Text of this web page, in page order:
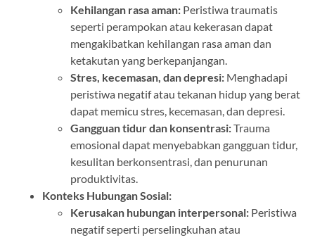
Kehilangan rasa aman: Peristiwa traumatis
seperti perampokan atau kekerasan dapat
mengakibatkan kehilangan rasa aman dan
ketakutan yang berkepanjangan.
Stres, kecemasan, dan depresi: Menghadapi
peristiwa negatif atau tekanan hidup yang berat
dapat memicu stres, kecemasan, dan depresi.
Gangguan tidur dan konsentrasi:Trauma
emosional dapat menyebabkan gangguan tidur,
kesulitan berkonsentrasi, dan penurunan
produktivitas.
Konteks Hubungan Sosial:
Kerusakan hubungan interpersonal: Peristiwa
negatif seperti perselingkuhan atau